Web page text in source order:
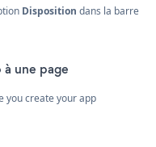
Disposition dans la barre
une page
you create your app